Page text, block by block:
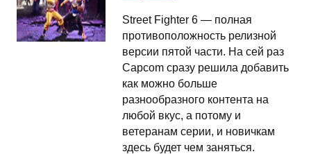
Street Fighter 6 — полная
противоположность релизной
версии пятой части. На сей раз
Capcom сразу решила добавить
как можно больше
разнообразного контента на
любой вкус, а потому и
ветеранам серии, и новичкам
здесь будет чем заняться.